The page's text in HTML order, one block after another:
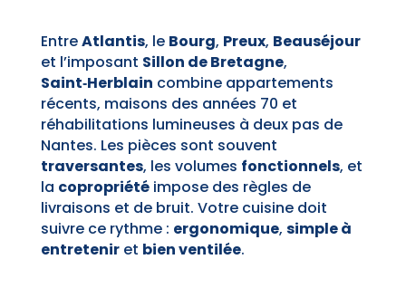
EntreAtlantis, le Bourg, Preux, Beauséjour
et l’imposant Sillon de Bretagne,
Saint‑Herblain combine appartements
récents, maisons des années 70 et
réhabilitations lumineuses à deux pas de
Nantes. Les pièces sont souvent
traversantes, les volumes fonctionnels, et
la copropriétéimpose des règles de
livraisons et de bruit. Votre cuisine doit
suivre ce rythme : ergonomique, simple à
entreteniret bien ventilée.